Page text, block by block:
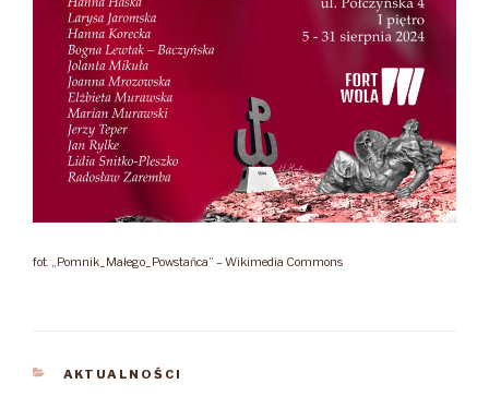
fot. „Pomnik_Małego_Powstańca” – Wikimedia Commons
KATEGORIE
AKTUALNOŚCI